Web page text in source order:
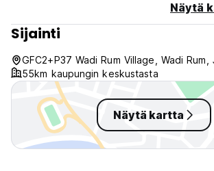
Näytä
Sijainti
GFC2+P37 Wadi Rum Village, Wadi Rum,
55km kaupungin keskustasta
Näytä kartta